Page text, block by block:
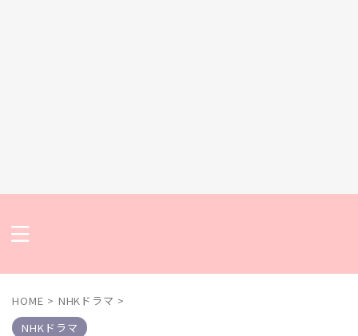
HOME > NHKドラマ >
NHKドラマ